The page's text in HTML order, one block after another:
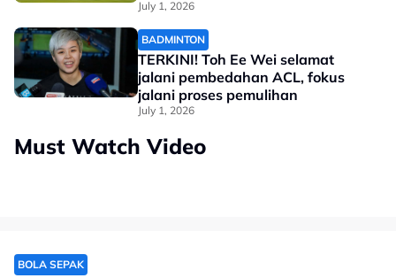
July 1, 2026
BADMINTON
TERKINI! Toh Ee Wei selamat
jalani pembedahan ACL, fokus
jalani proses pemulihan
July 1, 2026
Must Watch Video
BOLA SEPAK